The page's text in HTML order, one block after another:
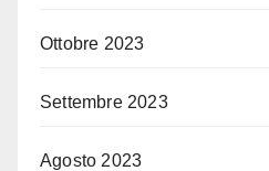
Ottobre 2023
Settembre 2023
Agosto 2023